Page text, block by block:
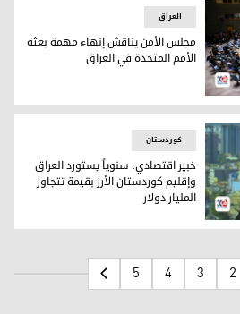
مهمة بعثة الأمم المتحدة في
العراق
مجلس الأمن يناقش إنهاء مهمة بعثة
الأمم المتحدة في العراق
کوردستان
خبير اقتصادي: سنوياً يستورد العراق
وإقليم كوردستان الأرز بقيمة تتجاوز
المليار دولار
2
3
4
5